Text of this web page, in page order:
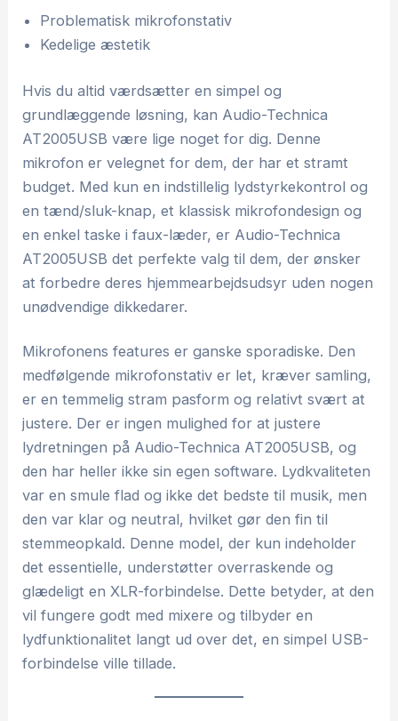
Problematisk mikrofonstativ
Kedelige æstetik
Hvis du altid værdsætter en simpel og
grundlæggende løsning, kan Audio-Technica
AT2005USB være lige noget for dig. Denne
mikrofon er velegnet for dem, der har et stramt
budget. Med kun en indstillelig lydstyrkekontrol og
en tænd/sluk-knap, et klassisk mikrofondesign og
en enkel taske i faux-læder, er Audio-Technica
AT2005USB det perfekte valg til dem, der ønsker
at forbedre deres hjemmearbejdsudsyr uden nogen
unødvendige dikkedarer.
Mikrofonens features er ganske sporadiske. Den
medfølgende mikrofonstativ er let, kræver samling,
er en temmelig stram pasform og relativt svært at
justere. Der er ingen mulighed for at justere
lydretningen på Audio-Technica AT2005USB, og
den har heller ikke sin egen software. Lydkvaliteten
var en smule flad og ikke det bedste til musik, men
den var klar og neutral, hvilket gør den fin til
stemmeopkald. Denne model, der kun indeholder
det essentielle, understøtter overraskende og
glædeligt en XLR-forbindelse. Dette betyder, at den
vil fungere godt med mixere og tilbyder en
lydfunktionalitet langt ud over det, en simpel USB-
forbindelse ville tillade.